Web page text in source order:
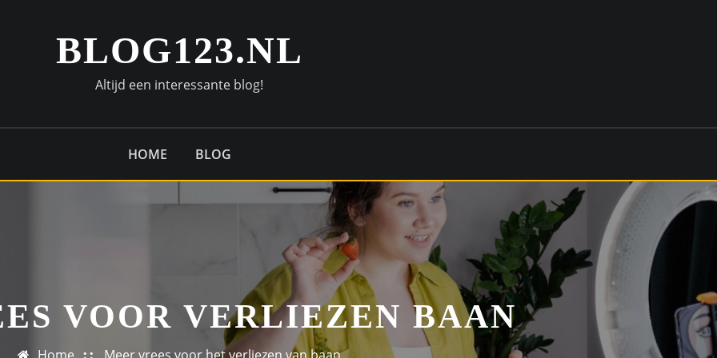
BLOG123.NL
Altijd een interessante blog!
HOME BLOG
VOOR VERLIEZEN BAAN